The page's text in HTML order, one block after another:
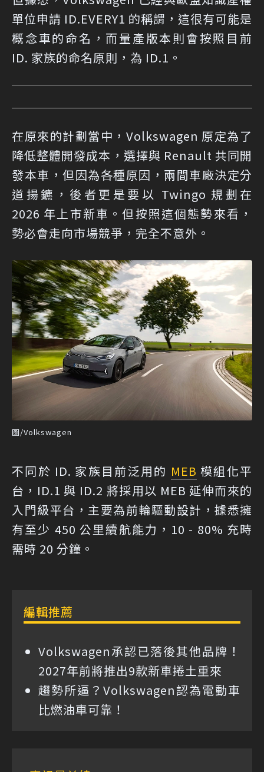
單位申請 ID.EVERY1 的稱謂，這很有可能是
概念車的命名，而量產版本則會按照目前
ID. 家族的命名原則，為 ID.1。
在原來的計劃當中，Volkswagen 原定為了
降低整體開發成本，選擇與 Renault 共同開
發本車，但因為各種原因，兩間車廠決定分
道揚鑣，後者更是要以 Twingo 規劃在
2026 年上市新車。但按照這個態勢來看，
勢必會走向市場競爭，完全不意外。
圖/Volkswagen
不同於 ID. 家族目前泛用的 MEB 模組化平
台，ID.1 與 ID.2 將採用以 MEB 延伸而來的
入門級平台，主要為前輪驅動設計，據悉擁
有至少 450 公里續航能力，10 - 80% 充時
需時 20 分鐘。
編輯推薦
Volkswagen承認已落後其他品牌！
2027年前將推出9款新車捲土重來
趨勢所逼？Volkswagen認為電動車
比燃油車可靠！